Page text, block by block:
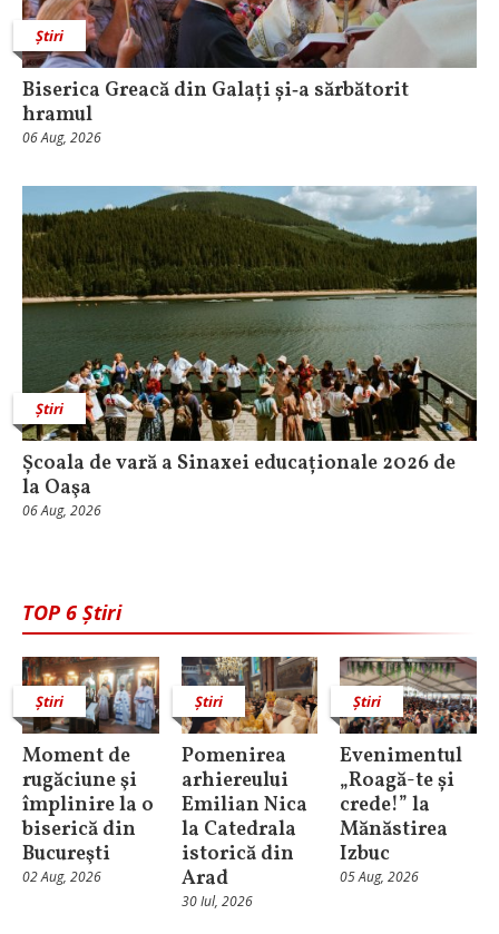
Știri
Biserica Greacă din Galați și‑a sărbătorit
hramul
06 Aug, 2026
Știri
Școala de vară a Sinaxei educaționale 2026 de
la Oaşa
06 Aug, 2026
TOP 6 Știri
Știri
Moment de
rugăciune şi
împlinire la o
biserică din
Bucureşti
02 Aug, 2026
Știri
Pomenirea
arhiereului
Emilian Nica
la Catedrala
istorică din
Arad
30 Iul, 2026
Știri
Evenimentul
„Roagă-te și
crede!” la
Mănăstirea
Izbuc
05 Aug, 2026